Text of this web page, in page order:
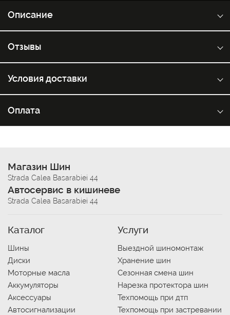
Описание
Отзывы
Условия доставки
Оплата
Магазин Шин
Strada Calea Basarabiei 44
Автосервис в кишиневе
Strada Calea Basarabiei 44
Каталог
Шины
Диски
Моторные масла
Аккумуляторы
Аксессуары
Автосигнализации
Услуги
Выездной шиномонтаж
Хранение шин
Сезонная смена шин
Нарезка протектора шин
Техпомощь при дтп
Техпомощь при застревании